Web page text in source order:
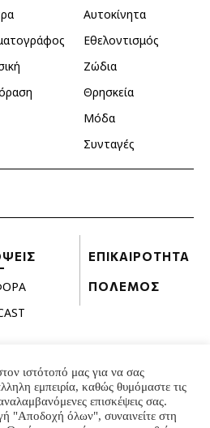
Αυτοκίνητα
Εθελοντισμός
Ζώδια
Θρησκεία
Μόδα
Συνταγές
ΕΠΙΚΑΙΡΟΤΗΤΑ
ΠΟΛΕΜΟΣ
ιστότοπό μας για να σας
εμπειρία, καθώς θυμόμαστε τις
επισκέψεις σας.
"Αποδοχή όλων", συναινείτε στη